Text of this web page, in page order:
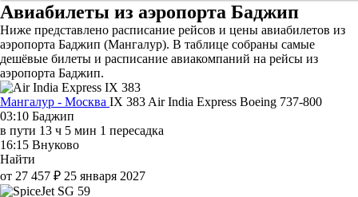
Авиабилеты из аэропорта Баджип
Ниже представлено расписание рейсов и цены авиабилетов из
аэропорта Баджип (Мангалур). В таблице собраны самые
дешёвые билеты и расписание авиакомпаний на рейсы из
аэропорта Баджип.
Мангалур - Москва IX 383 Air India Express Boeing 737-800
03:10 Баджип
в пути 13 ч 5 мин 1 пересадка
16:15 Внуково
Найти
от 27 457 ₽ 25 января 2027